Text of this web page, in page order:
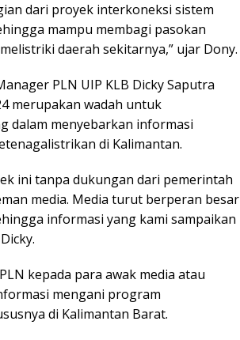
dari proyek interkoneksi sistem
mampu membagi pasokan
daerah sekitarnya,” ujar Dony.
PLN UIP KLB Dicky Saputra
merupakan wadah untuk
dalam menyebarkan informasi
di Kalimantan.
ini tanpa dukungan dari pemerintah
media. Media turut berperan besar
informasi yang kami sampaikan
kepada para awak media atau
mengani program
di Kalimantan Barat.